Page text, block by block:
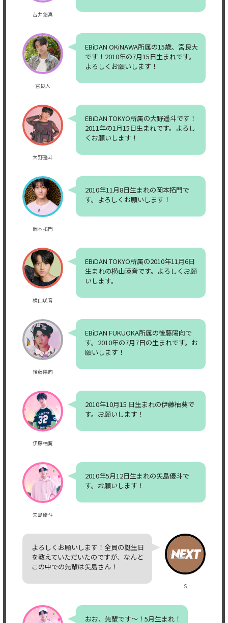
吉井悠真
宮良大
EBiDAN OKiNAWA所属の15歳、宮良大
です！2010年の7月15日生まれです。
よろしくお願いします！
大野遥斗
EBiDAN TOKYO所属の大野遥斗です！
2011年の1月15日生まれです。よろし
くお願いします！
岡本拓門
2010年11月8日生まれの岡本拓門で
す。よろしくお願いします！
横山瑛音
EBiDAN TOKYO所属の2010年11月6日
生まれの横山瑛音です。よろしくお願
いします。
後藤陽向
EBiDAN FUKUOKA所属の後藤陽向で
す。2010年の7月7日の生まれです。お
願いします！
伊藤柚葵
2010年10月15 日生まれの伊藤柚葵で
す。お願いします！
矢島優斗
2010年5月12日生まれの矢島優斗で
す。お願いします！
S
よろしくお願いします！全員の誕生日
を教えていただいたのですが、なんと
この中での先輩は矢島さん！
おお、先輩です〜！5月生まれ！